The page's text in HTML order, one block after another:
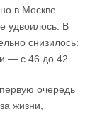
в Москве —
удвоилось. В
снизилось:
— с 46 до 42.
очередь
жизни,